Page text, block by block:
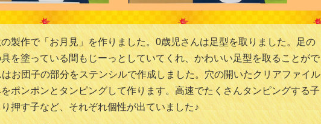
製作で「お月見」を作りました。0歳児さんは足型を取りました。足の
を塗っている間もじーっとしていてくれ、かわいい足型を取ることがで
お団子の部分をステンシルで作成しました。穴の開いたクリアファイル
ポンポンとタンピングして作ります。高速でたくさんタンピングする子
押す子など、それぞれ個性が出ていました♪